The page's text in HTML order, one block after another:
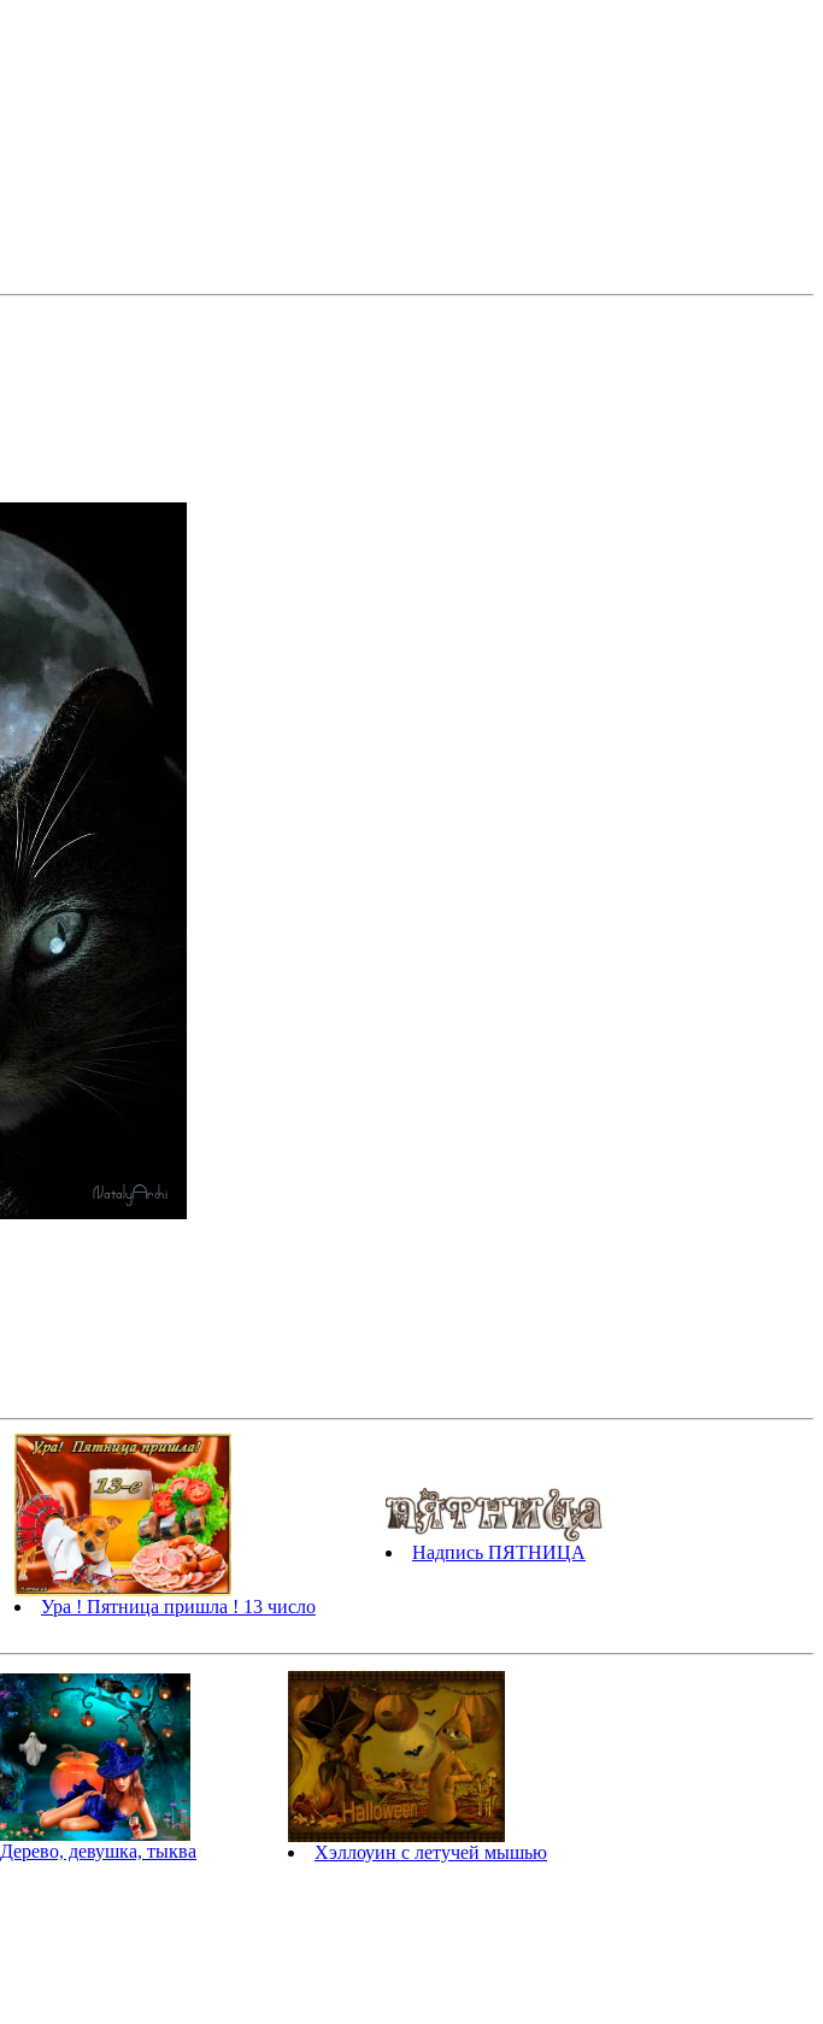
Ура ! Пятница пришла ! 13 число
Надпись ПЯТНИЦА
Дерево, девушка, тыква Хэллоуин с летучей мышью